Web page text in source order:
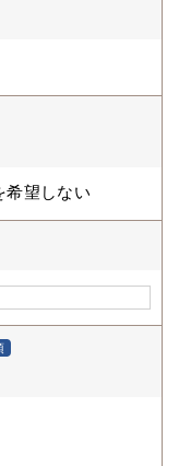
希望しない